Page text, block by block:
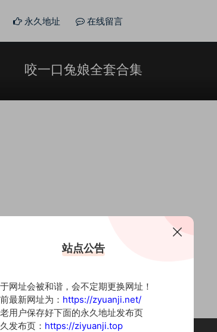
永久地址 在线留言
咬一口兔娘全套合集
站点公告
网址会被和谐，会不定期更换网址！
最新网址为： https://zyuanji.net/
用户保存好下面的永久地址发布页
发布页： https://ziyuanji.top